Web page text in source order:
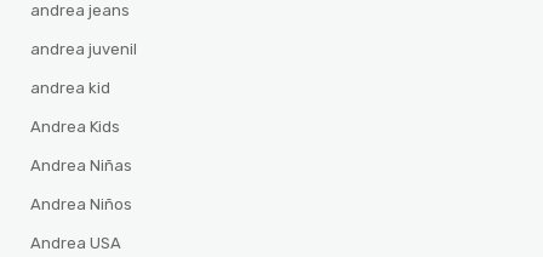
andrea jeans
andrea juvenil
andrea kid
Andrea Kids
Andrea Niñas
Andrea Niños
Andrea USA